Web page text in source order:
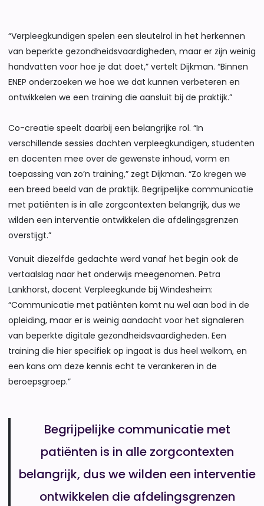
“Verpleegkundigen spelen een sleutelrol in het herkennen
van beperkte gezondheidsvaardigheden, maar er zijn weinig
handvatten voor hoe je dat doet,” vertelt Dijkman. “Binnen
ENEP onderzoeken we hoe we dat kunnen verbeteren en
ontwikkelen we een training die aansluit bij de praktijk.”
Co-creatie speelt daarbij een belangrijke rol. “In
verschillende sessies dachten verpleegkundigen, studenten
en docenten mee over de gewenste inhoud, vorm en
toepassing van zo’n training,” zegt Dijkman. “Zo kregen we
een breed beeld van de praktijk. Begrijpelijke communicatie
met patiënten is in alle zorgcontexten belangrijk, dus we
wilden een interventie ontwikkelen die afdelingsgrenzen
overstijgt.”
Vanuit diezelfde gedachte werd vanaf het begin ook de
vertaalslag naar het onderwijs meegenomen. Petra
Lankhorst, docent Verpleegkunde bij Windesheim:
“Communicatie met patiënten komt nu wel aan bod in de
opleiding, maar er is weinig aandacht voor het signaleren
van beperkte digitale gezondheidsvaardigheden. Een
training die hier specifiek op ingaat is dus heel welkom, en
een kans om deze kennis echt te verankeren in de
beroepsgroep.”
Begrijpelijke communicatie met
patiënten is in alle zorgcontexten
belangrijk, dus we wilden een interventie
ontwikkelen die afdelingsgrenzen